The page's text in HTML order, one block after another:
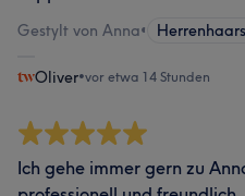
Gestylt von Anna•
Oliver•vor etwa 14 Stunden
Ich gehe immer gern zu